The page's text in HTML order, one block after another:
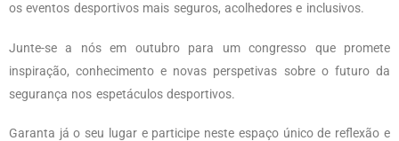
os eventos desportivos mais seguros, acolhedores e inclusivos.
Junte-se a nós em outubro para um congresso que promete
inspiração, conhecimento e novas perspetivas sobre o futuro da
segurança nos espetáculos desportivos.
Garanta já o seu lugar e participe neste espaço único de reflexão e